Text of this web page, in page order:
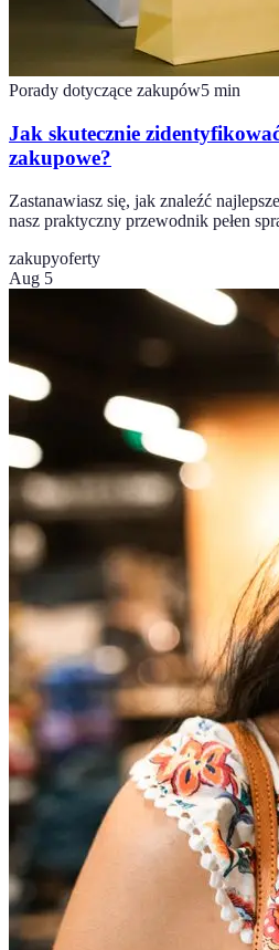
Porady dotyczące zakupów5 min
Jak skutecznie
zakupowe?
Zastanawiasz się, jak znaleźć
nasz praktyczny przewodnik pełen
zakupyoferty
Aug 5